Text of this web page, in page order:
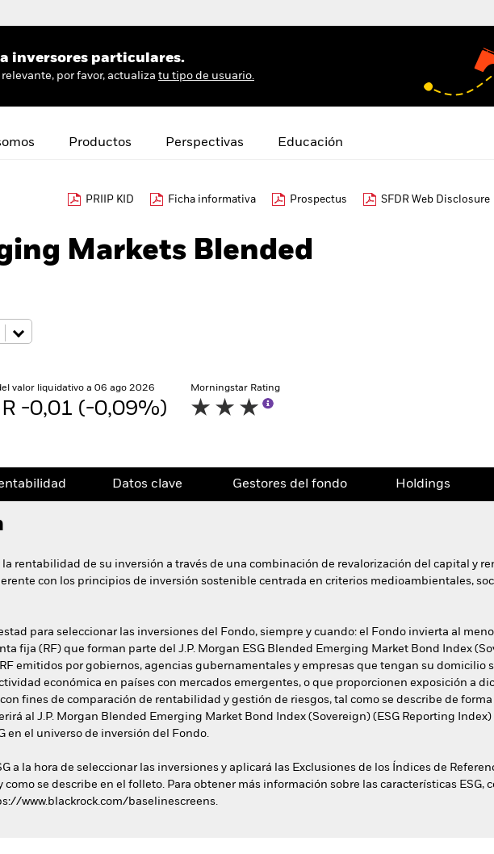
inversores particulares.
por favor, actualiza tu tipo de usuario.
Productos Perspectivas Educación
PRIIP KID Ficha informativa Prospectus SFDR Web Disclosure
Markets Blended
valor liquidativo a 06 ago 2026
-0,01 (-0,09%)
Morningstar Rating
Datos clave Gestores del fondo Holdings
rentabilidad de su inversión a través de una combinación de revalorización del capital y
con los principios de inversión sostenible centrada en criterios medioambientales,
para seleccionar las inversiones del Fondo, siempre y cuando: el Fondo invierta al
fija (RF) que forman parte del J.P. Morgan ESG Blended Emerging Market Bond Index
emitidos por gobiernos, agencias gubernamentales y empresas que tengan su domicilio
económica en países con mercados emergentes, o que proporcionen exposición a
fines de comparación de rentabilidad y gestión de riesgos, tal como se describe de forma
al J.P. Morgan Blended Emerging Market Bond Index (Sovereign) (ESG Reporting
en el universo de inversión del Fondo.
a la hora de seleccionar las inversiones y aplicará las Exclusiones de los Índices de
se describe en el folleto. Para obtener más información sobre las características ESG,
www.blackrock.com/baselinescreens.